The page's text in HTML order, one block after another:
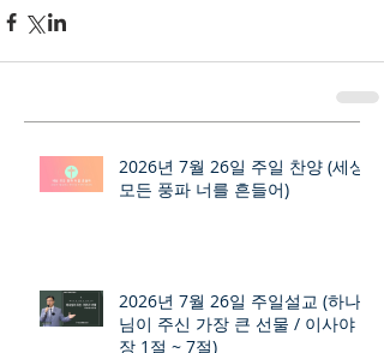
2026년 7월 26일 주일 찬양 (세상
모든 풍파 너를 흔들어)
2026년 7월 26일 주일설교 (하나
님이 주신 가장 큰 선물 / 이사야 9
장 1절 ~ 7절)